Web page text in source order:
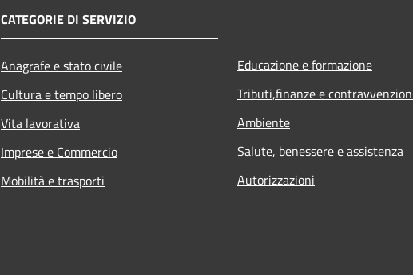
CATEGORIE DI SERVIZIO
Anagrafe e stato civile
Cultura e tempo libero
Vita lavorativa
Imprese e Commercio
Mobilità e trasporti
Educazione e formazione
Tributi,finanze e
Ambiente
Salute, benessere e assistenza
Autorizzazioni